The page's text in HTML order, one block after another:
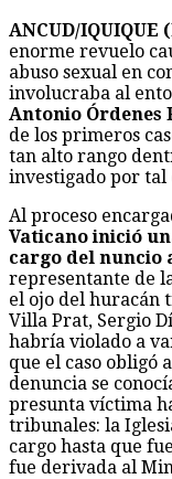
ANCUD/
enorme revuelo
abuso sexual en
involucraba al
Antonio Órdenes
de los primeros
tan alto rango
investigado por tal
Al proceso
Vaticano inició
cargo del nuncio
representante de
el ojo del huracán
Villa Prat, Sergio
habría violado a
que el caso obligó
denuncia se
presunta víctima
tribunales: la
cargo hasta que
fue derivada al